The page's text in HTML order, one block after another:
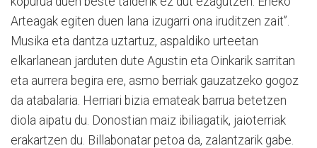
Arteagak egiten duen lana izugarri ona iruditzen zait”.
Musika eta dantza uztartuz, aspaldiko urteetan
elkarlanean jarduten dute Agustin eta Oinkarik sarritan
eta aurrera begira ere, asmo berriak gauzatzeko gogoz
da atabalaria. Herriari bizia emateak barrua betetzen
diola aipatu du. Donostian maiz ibiliagatik, jaioterriak
erakartzen du. Billabonatar petoa da, zalantzarik gabe.